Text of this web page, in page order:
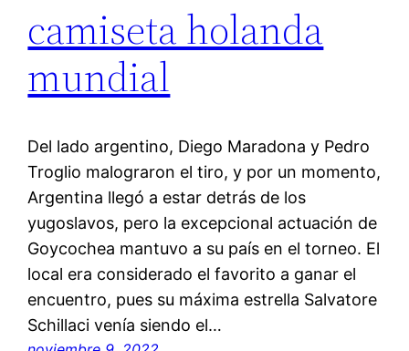
camiseta holanda
mundial
Del lado argentino, Diego Maradona y Pedro
Troglio malograron el tiro, y por un momento,
Argentina llegó a estar detrás de los
yugoslavos, pero la excepcional actuación de
Goycochea mantuvo a su país en el torneo. El
local era considerado el favorito a ganar el
encuentro, pues su máxima estrella Salvatore
Schillaci venía siendo el…